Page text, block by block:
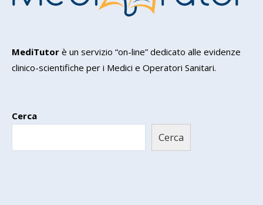
MediTutor è un servizio “on-line” dedicato alle evidenze
clinico-scientifiche per i Medici e Operatori Sanitari.
Cerca
Cerca